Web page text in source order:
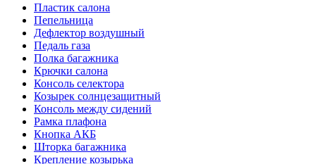
Пластик салона
Пепельница
Дефлектор воздушный
Педаль газа
Полка багажника
Крючки салона
Консоль селектора
Козырек солнцезащитный
Консоль между сидений
Рамка плафона
Кнопка АКБ
Шторка багажника
Крепление козырька